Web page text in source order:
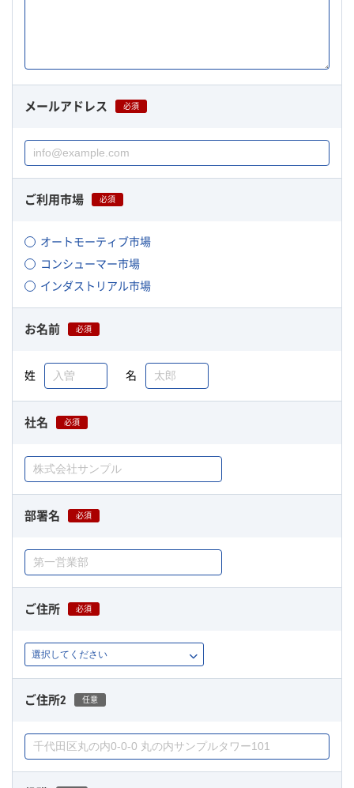
メールアドレス 必須
ご利用市場 必須
オートモーティブ市場
コンシューマー市場
インダストリアル市場
お名前 必須
姓 名
社名 必須
部署名 必須
ご住所 必須
ご住所2 任意